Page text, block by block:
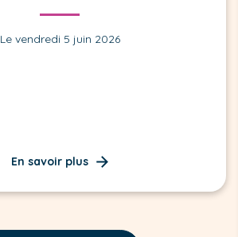
Le vendredi 5 juin 2026
En savoir plus